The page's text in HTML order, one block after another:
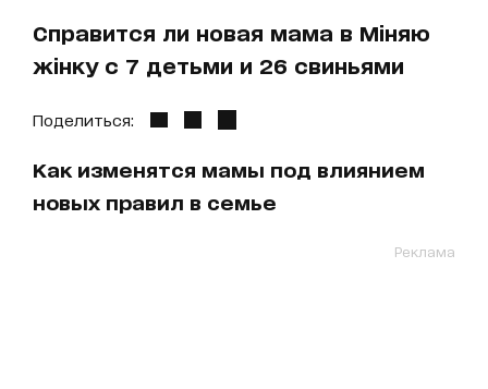
Справится ли новая мама в Міняю
жінку с 7 детьми и 26 свиньями
Поделиться:
Как изменятся мамы под влиянием
новых правил в семье
Реклама